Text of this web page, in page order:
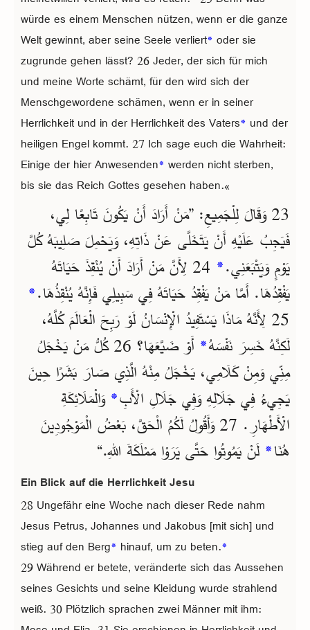
würde es einem Menschen nützen, wenn er die ganze
Welt gewinnt, aber seine Seele verliert* oder sie
zugrunde gehen lässt? 26 Jeder, der sich für mich
und meine Worte schämt, für den wird sich der
Menschgewordene schämen, wenn er in seiner
Herrlichkeit und in der Herrlichkeit des Vaters* und der
heiligen Engel kommt. 27 Ich sage euch die Wahrheit:
Einige der hier Anwesenden* werden nicht sterben,
bis sie das Reich Gottes gesehen haben.«
23 وَقَالَ لِلْجَمِيعِ: ”مَنْ أَرَادَ أَنْ يَكُونَ تَابِعًا لِي،
فَيَجِبُ عَلَيْهِ أَنْ يَتَخَلَّى عَنْ ذَاتِهِ، وَيَحْمِلَ صَلِيبَهُ كُلَّ
يَوْمٍ وَيَتْبَعَنِي.*
24 لِأَنَّ مَنْ أَرَادَ أَنْ يُنْقِذَ حَيَاتَهُ
يَفْقِدُهَا. أَمَّا مَنْ يَفْقِدُ حَيَاتَهُ فِي سَبِيلِي فَإِنَّهُ يُنْقِذُهَا.*
25 لِأَنَّهُ مَاذَا يَسْتَفِيدُ الْإِنْسَانُ لَوْ رَبِحَ الْعَالَمَ كُلَّهُ،
لَكِنَّهُ خَسِرَ نَفْسَهُ*
أَوْ ضَيَّعَهَا؟ 26 كُلُّ مَنْ يَخْجَلُ
مِنِّي وَمِنْ كَلَامِي، يَخْجَلُ مِنْهُ الَّذِي صَارَ بَشَرًا حِينَ
يَجِيءُ فِي جَلَالِهِ وَفِي جَلَالِ الْأَبِ* وَالْمَلَائِكَةِ
الْأَطْهَارِ. 27 وَأَقُولُ لَكُمُ الْحَقَّ، بَعْضُ الْمَوْجُودِينَ
هُنَا* لَنْ يَمُوتُوا حَتَّى يَرَوْا مَمْلَكَةَ اللهِ.“
Ein Blick auf die Herrlichkeit Jesu
28 Ungefähr eine Woche nach dieser Rede nahm
Jesus Petrus, Johannes und Jakobus [mit sich] und
stieg auf den Berg* hinauf, um zu beten.*
29 Während er betete, veränderte sich das Aussehen
seines Gesichts und seine Kleidung wurde strahlend
weiß. 30 Plötzlich sprachen zwei Männer mit ihm: